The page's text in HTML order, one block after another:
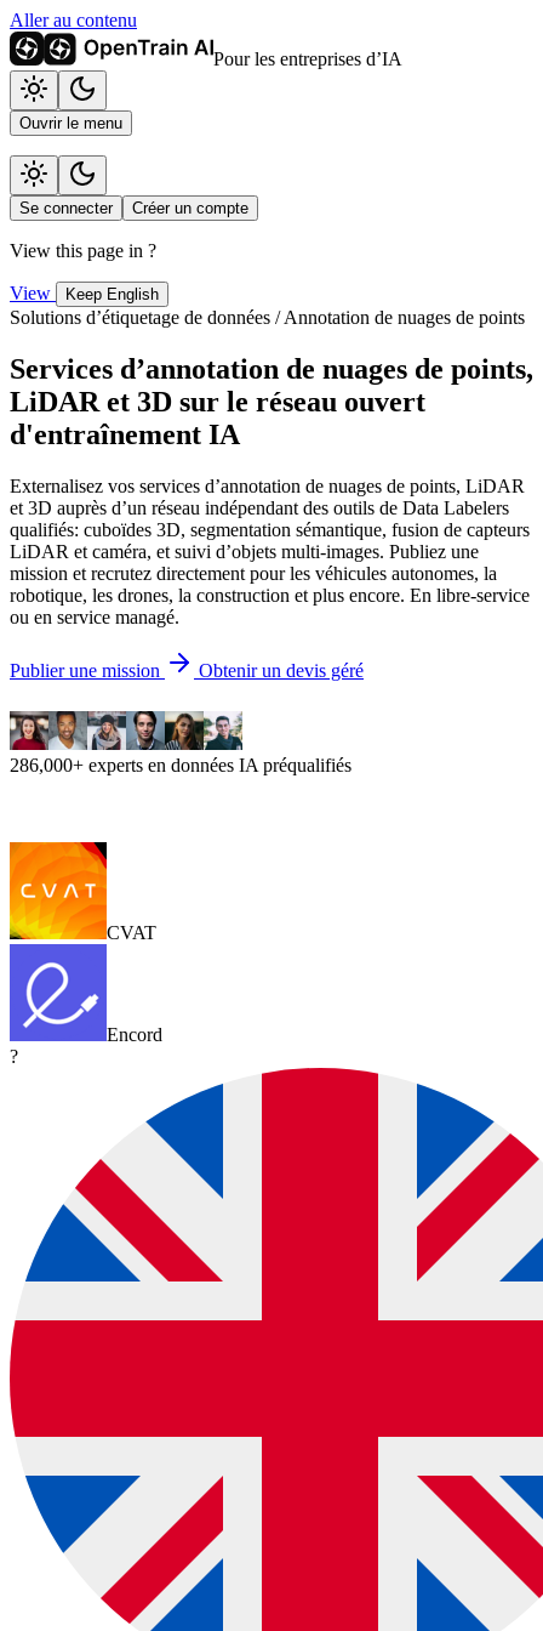
Aller au contenu
Pour les entreprises d’IA
Ouvrir le menu
Se connecter Créer un compte
View this page in ?
View Keep English
Solutions d’étiquetage de données / Annotation de nuages de points
Services d’annotation de nuages de points,
LiDAR et 3D sur le réseau ouvert
d'entraînement IA
Externalisez vos services d’annotation de nuages de points, LiDAR
et 3D auprès d’un réseau indépendant des outils de Data Labelers
qualifiés: cuboïdes 3D, segmentation sémantique, fusion de capteurs
LiDAR et caméra, et suivi d’objets multi-images. Publiez une
mission et recrutez directement pour les véhicules autonomes, la
robotique, les drones, la construction et plus encore. En libre-service
ou en service managé.
Publier une mission Obtenir un devis géré
286,000+ experts en données IA préqualifiés
CVAT
Encord
?